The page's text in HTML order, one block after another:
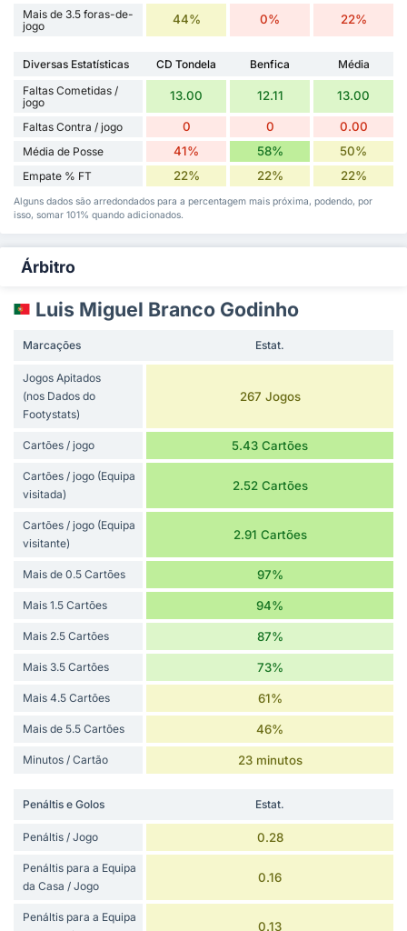
Mais de 3.5 foras-de-
jogo
44% 0% 22%
Diversas Estatísticas CD Tondela Benfica
Média
Faltas Cometidas /
jogo
13.00 12.11 13.00
Faltas Contra / jogo 0 0 0.00
Média de Posse 41% 58% 50%
Empate % FT 22% 22% 22%
Alguns dados são arredondados para a percentagem mais próxima, podendo, por
isso, somar 101% quando adicionados.
Árbitro
Luis Miguel Branco Godinho
Marcações Estat.
Jogos Apitados
(nos Dados do
Footystats)
267 Jogos
Cartões / jogo 5.43 Cartões
Cartões / jogo (Equipa
visitada)
2.52 Cartões
Cartões / jogo (Equipa
visitante)
2.91 Cartões
Mais de 0.5 Cartões 97%
Mais 1.5 Cartões 94%
Mais 2.5 Cartões 87%
Mais 3.5 Cartões 73%
Mais 4.5 Cartões 61%
Mais de 5.5 Cartões 46%
Minutos / Cartão 23 minutos
Penáltis e Golos Estat.
Penáltis / Jogo 0.28
Penáltis para a Equipa
da Casa / Jogo
0.16
Penáltis para a Equipa
0.13